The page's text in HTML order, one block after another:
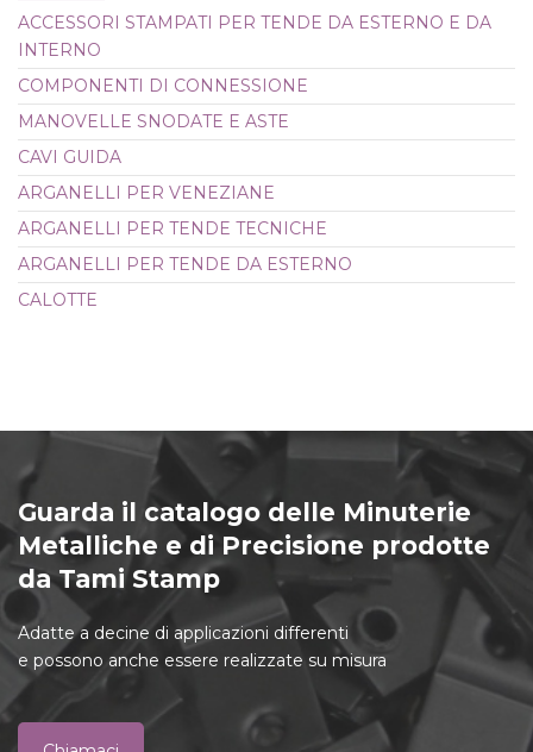
ACCESSORI STAMPATI PER TENDE DA ESTERNO E DA
INTERNO
COMPONENTI DI CONNESSIONE
MANOVELLE SNODATE E ASTE
CAVI GUIDA
ARGANELLI PER VENEZIANE
ARGANELLI PER TENDE TECNICHE
ARGANELLI PER TENDE DA ESTERNO
CALOTTE
Guarda il catalogo delle Minuterie
Metalliche e di Precisione prodotte
da Tami Stamp
Adatte a decine di applicazioni differenti
e possono anche essere realizzate su misura